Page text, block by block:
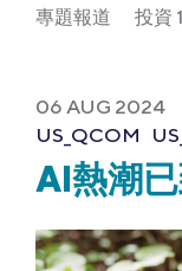
專題報道 投資
06 AUG 2024
US_QCOM
AI熱潮